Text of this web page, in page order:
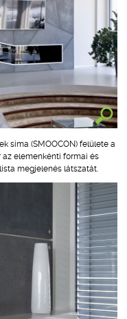
sima (SMOOCON) felülete a
elemenkénti formai és
megjelenés látszatát.